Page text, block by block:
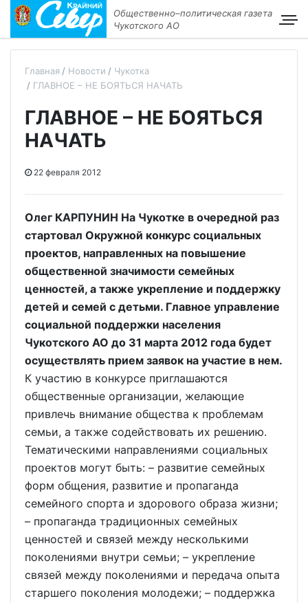
Общественно–политическая газета
Чукотского АО
Главная Новости
Чукотка
ГЛАВНОЕ – НЕ БОЯТЬСЯ НАЧАТЬ
ГЛАВНОЕ – НЕ БОЯТЬСЯ
НАЧАТЬ
22 февраля 2012
Олег КАРПУНИН На Чукотке в очередной раз
стартовал Окружной конкурс социальных
проектов, направленных на повышение
общественной значимости семейных
ценностей, а также укрепление и поддержку
детей и семей с детьми. Главное управление
социальной поддержки населения
Чукотского АО до 31 марта 2012 года будет
осуществлять прием заявок на участие в нем.
К участию в конкурсе приглашаются
общественные организации, желающие
привлечь внимание общества к проблемам
семьи, а также содействовать их решению.
Тематическими направлениями социальных
проектов могут быть: – развитие семейных
форм общения, развитие и пропаганда
семейного спорта и здорового образа жизни;
– пропаганда традиционных семейных
ценностей и связей между несколькими
поколениями внутри семьи; – укрепление
связей между поколениями и передача опыта
старшего поколения молодежи; – поддержка